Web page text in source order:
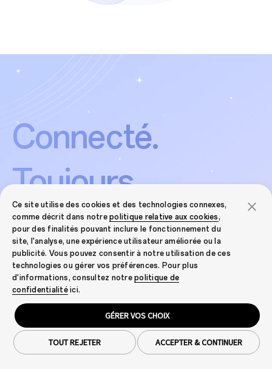
Connecté.
Toujours.
Entrez directement dans l'arène
Audio gaming
ultra-faible latence
Avec une latence ultra-faible de l'ordre de la
Ce site utilise des cookies et des technologies connexes,
comme décrit dans notre politique relative aux cookies,
pour des finalités pouvant inclure le fonctionnement du
site, l'analyse, une expérience utilisateur améliorée ou la
publicité. Vous pouvez consentir à notre utilisation de ces
technologies ou gérer vos préférences. Pour plus
d'informations, consultez notre politique de
confidentialitéici.
GÉRER VOS CHOIX
ACCEPTER & CONTINUER
TOUT REJETER